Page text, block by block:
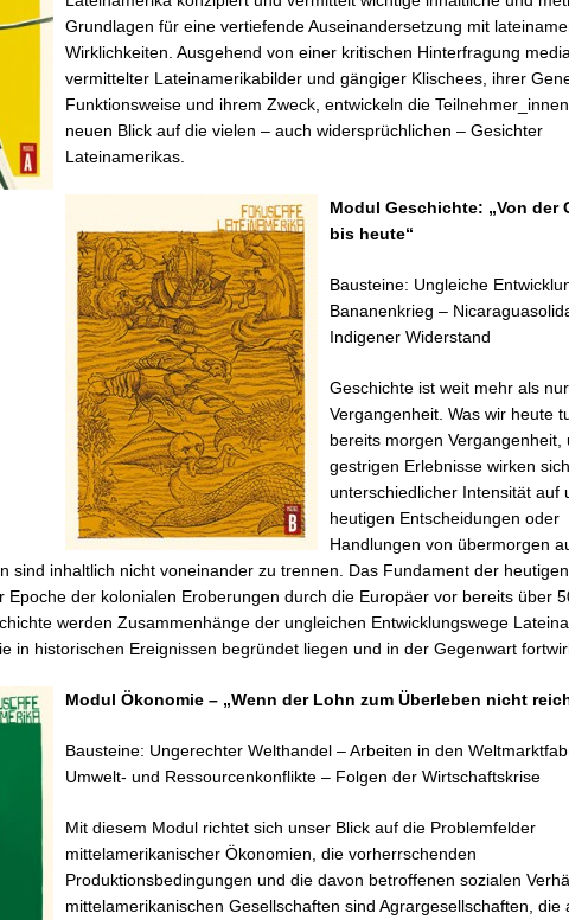
Grundlagen für eine vertiefende Auseinandersetzung mit
Wirklichkeiten. Ausgehend von einer kritischen Hinterfragung
vermittelter Lateinamerikabilder und gängiger Klischees, ihrer
Funktionsweise und ihrem Zweck, entwickeln die
neuen Blick auf die vielen – auch widersprüchlichen – Gesichter
Lateinamerikas.
Modul Geschichte: „Von der
bis heute“
Bausteine: Ungleiche
Bananenkrieg –
Indigener Widerstand
Geschichte ist weit mehr als nur
Vergangenheit. Was wir heute
bereits morgen Vergangenheit,
gestrigen Erlebnisse wirken
unterschiedlicher Intensität auf
heutigen Entscheidungen oder
Handlungen von übermorgen
sind inhaltlich nicht voneinander zu trennen. Das Fundament der
Epoche der kolonialen Eroberungen durch die Europäer vor bereits über
werden Zusammenhänge der ungleichen Entwicklungswege
in historischen Ereignissen begründet liegen und in der Gegenwart
Modul Ökonomie – „Wenn der Lohn zum Überleben nicht
Bausteine: Ungerechter Welthandel – Arbeiten in den
Umwelt- und Ressourcenkonflikte – Folgen der Wirtschaftskrise
Mit diesem Modul richtet sich unser Blick auf die Problemfelder
mittelamerikanischer Ökonomien, die vorherrschenden
Produktionsbedingungen und die davon betroffenen sozialen
mittelamerikanischen Gesellschaften sind Agrargesellschaften, die